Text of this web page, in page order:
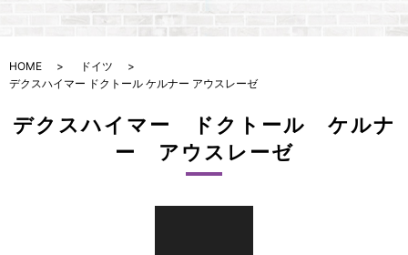
HOME
ドイツ
デクスハイマー ドクトール ケルナー アウスレーゼ
デクスハイマー ドクトール ケルナ
ー アウスレーゼ